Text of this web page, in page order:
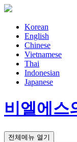
Korean
English
Chinese
Vietnamese
Thai
Indonesian
Japanese
비엘에스
전체메뉴 열기